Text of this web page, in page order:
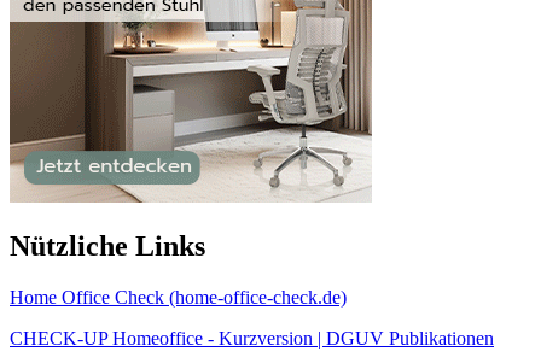
Nützliche Links
Home Office Check (home-office-check.de)
CHECK-UP Homeoffice - Kurzversion | DGUV Publikationen